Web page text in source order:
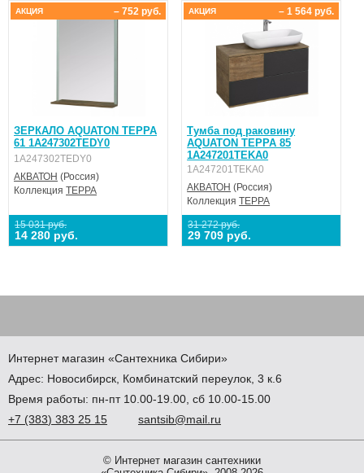
ЗЕРКАЛО AQUATON ТЕРРА
61 1A247302TEDY0
1A247302TEDY0
АКВАТОН (Россия)
Коллекция ТЕРРА
15 031 руб.
14 280 руб.
– 752 руб.
АКЦИЯ
Тумба под раковину
AQUATON ТЕРРА 85
1A247201TEKA0
1A247201TEKA0
АКВАТОН (Россия)
КоллекцияТЕРРА
31 272 руб.
29 709 руб.
– 1 564 руб.
АКЦИЯ
Интернет магазин «Сантехника Сибири»
Адрес: Новосибирск Комбинатский переулок, 3 к.6
Время работы: пн-пт 10.00-19.00, сб 10.00-15.00
+7 (383) 383 25 15 santsib@mail.ru
© Интернет магазин сантехники